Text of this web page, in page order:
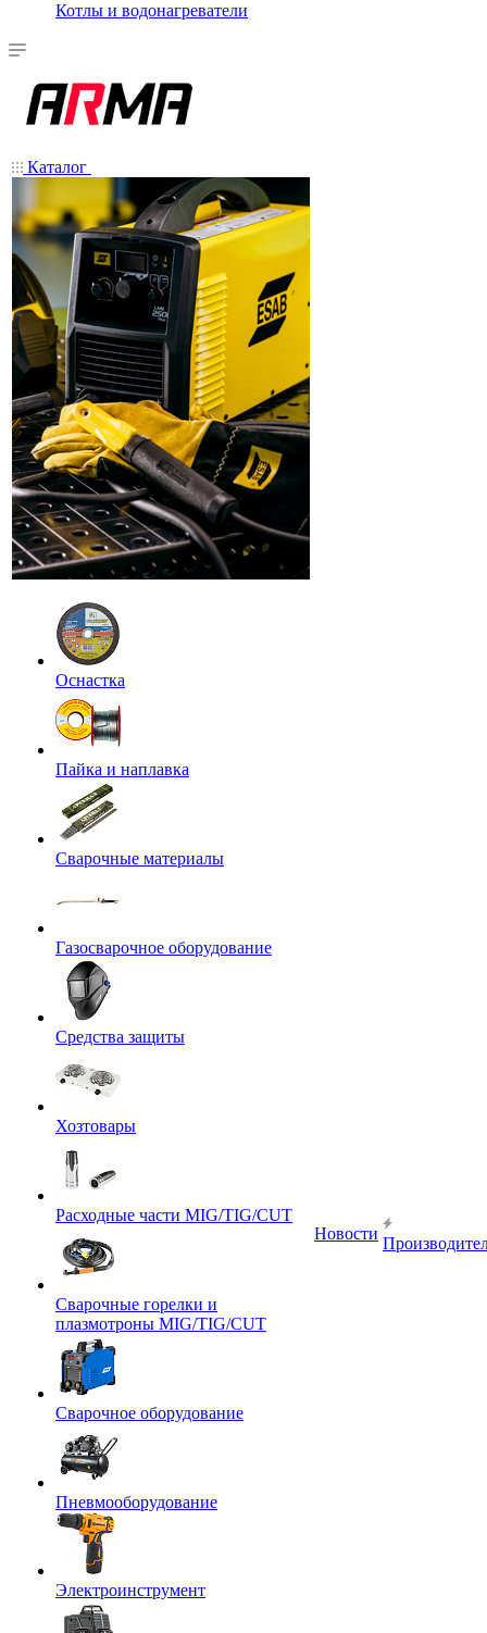
Котлы и водонагреватели
Каталог
Оснастка
Пайка и наплавка
Сварочные материалы
Газосварочное оборудование
Средства защиты
Хозтовары
Расходные части MIG/TIG/CUT
Сварочные горелки и
плазмотроны MIG/TIG/CUT
Сварочное оборудование
Пневмооборудование
Электроинструмент
Новости